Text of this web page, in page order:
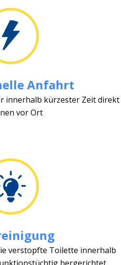
Anfahrt
innerhalb kürzester Zeit direkt
vor Ort
verstopfte Toilette innerhalb